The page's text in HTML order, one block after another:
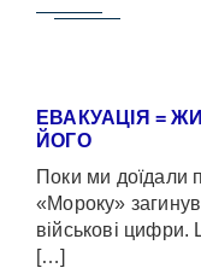
ЕВАКУАЦІЯ =
ЙОГО
Поки ми доїдали
«Мороку»
військові
[…]